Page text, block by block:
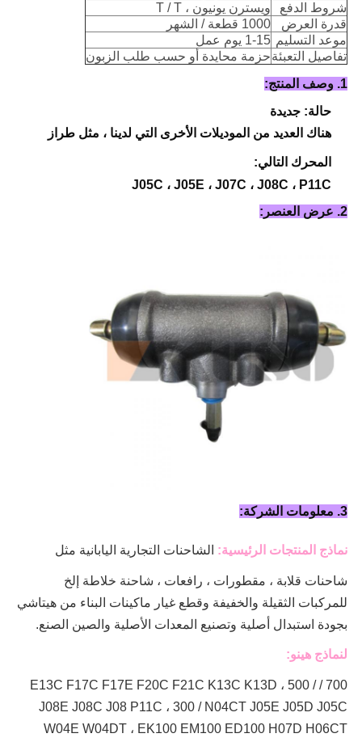
شروط الدفع
ويسترن يونيون ، T / T
قدرة العرض
1000 قطعة / الشهر
موعد التسليم 1-15 يوم عمل
تفاصيل التعبئةحزمة محايدة أو حسب طلب الزبون
1. وصف المنتج:
حالة: جديدة
هناك العديد من الموديلات الأخرى التي لدينا ، مثل طراز
المحرك التالي:
J05C ، J05E ، J07C ، J08C ، P11C
2. عرض العنصر:
3. معلومات الشركة:
نماذج المنتجات الرئيسية: الشاحنات التجارية اليابانية مثل
شاحنات قلابة ، مقطورات ، رافعات ، شاحنة خلاطة إلخ
للمركبات الثقيلة والخفيفة وقطع غيار ماكينات البناء من هيتاشي
بجودة استبدال أصلية وتصنيع المعدات الأصلية والصين الصنع.
لنماذج هينو:
700 / E13C F17C F17E F20C F21C K13C K13D ، 500 /
J08E J08C J08 P11C ، 300 / N04CT J05E J05D J05C
W04E W04DT ، EK100 EM100 ED100 H07D H06CT